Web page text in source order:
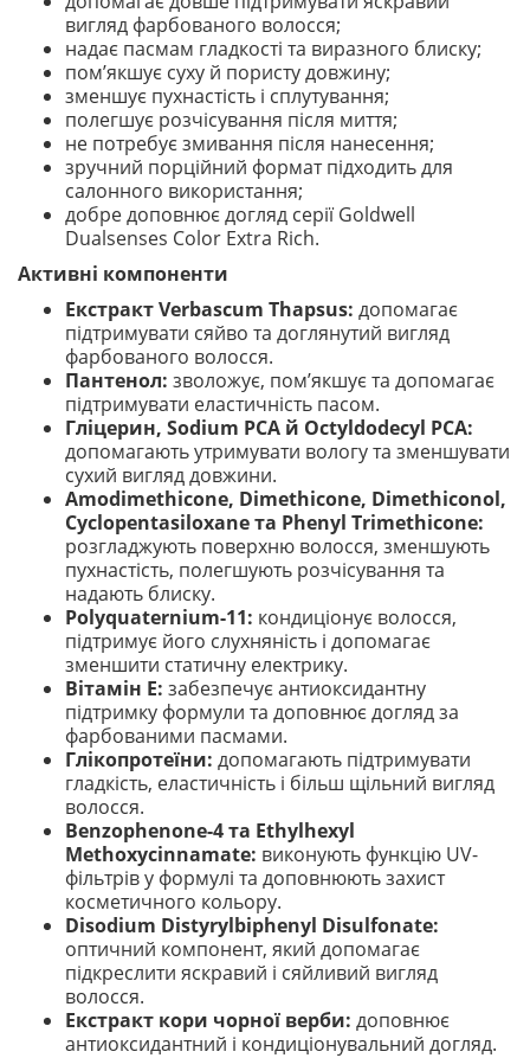
вигляд фарбованого волосся;
надає пасмам гладкості та виразного блиску;
пом’якшує суху й пористу довжину;
зменшує пухнастість і сплутування;
полегшує розчісування після миття;
не потребує змивання після нанесення;
зручний порційний формат підходить для
салонного використання;
добре доповнює догляд серії Goldwell
Dualsenses Color Extra Rich.
Активні компоненти
Екстракт Verbascum Thapsus: допомагає
підтримувати сяйво та доглянутий вигляд
фарбованого волосся.
Пантенол: зволожує, пом’якшує та допомагає
підтримувати еластичність пасом.
Гліцерин, Sodium PCA й Octyldodecyl PCA:
допомагають утримувати вологу та зменшувати
сухий вигляд довжини.
Amodimethicone, Dimethicone, Dimethiconol,
Cyclopentasiloxane та Phenyl Trimethicone:
розгладжують поверхню волосся, зменшують
пухнастість, полегшують розчісування та
надають блиску.
Polyquaternium-11: кондиціонує волосся,
підтримує його слухняність і допомагає
зменшити статичну електрику.
Вітамін Е: забезпечує антиоксидантну
підтримку формули та доповнює догляд за
фарбованими пасмами.
Глікопротеїни: допомагають підтримувати
гладкість, еластичність і більш щільний вигляд
волосся.
Benzophenone-4 та Ethylhexyl
Methoxycinnamate: виконують функцію UV-
фільтрів у формулі та доповнюють захист
косметичного кольору.
Disodium Distyrylbiphenyl Disulfonate:
оптичний компонент, який допомагає
підкреслити яскравий і сяйливий вигляд
волосся.
Екстракт кори чорної верби: доповнює
антиоксидантний і кондиціонувальний догляд.